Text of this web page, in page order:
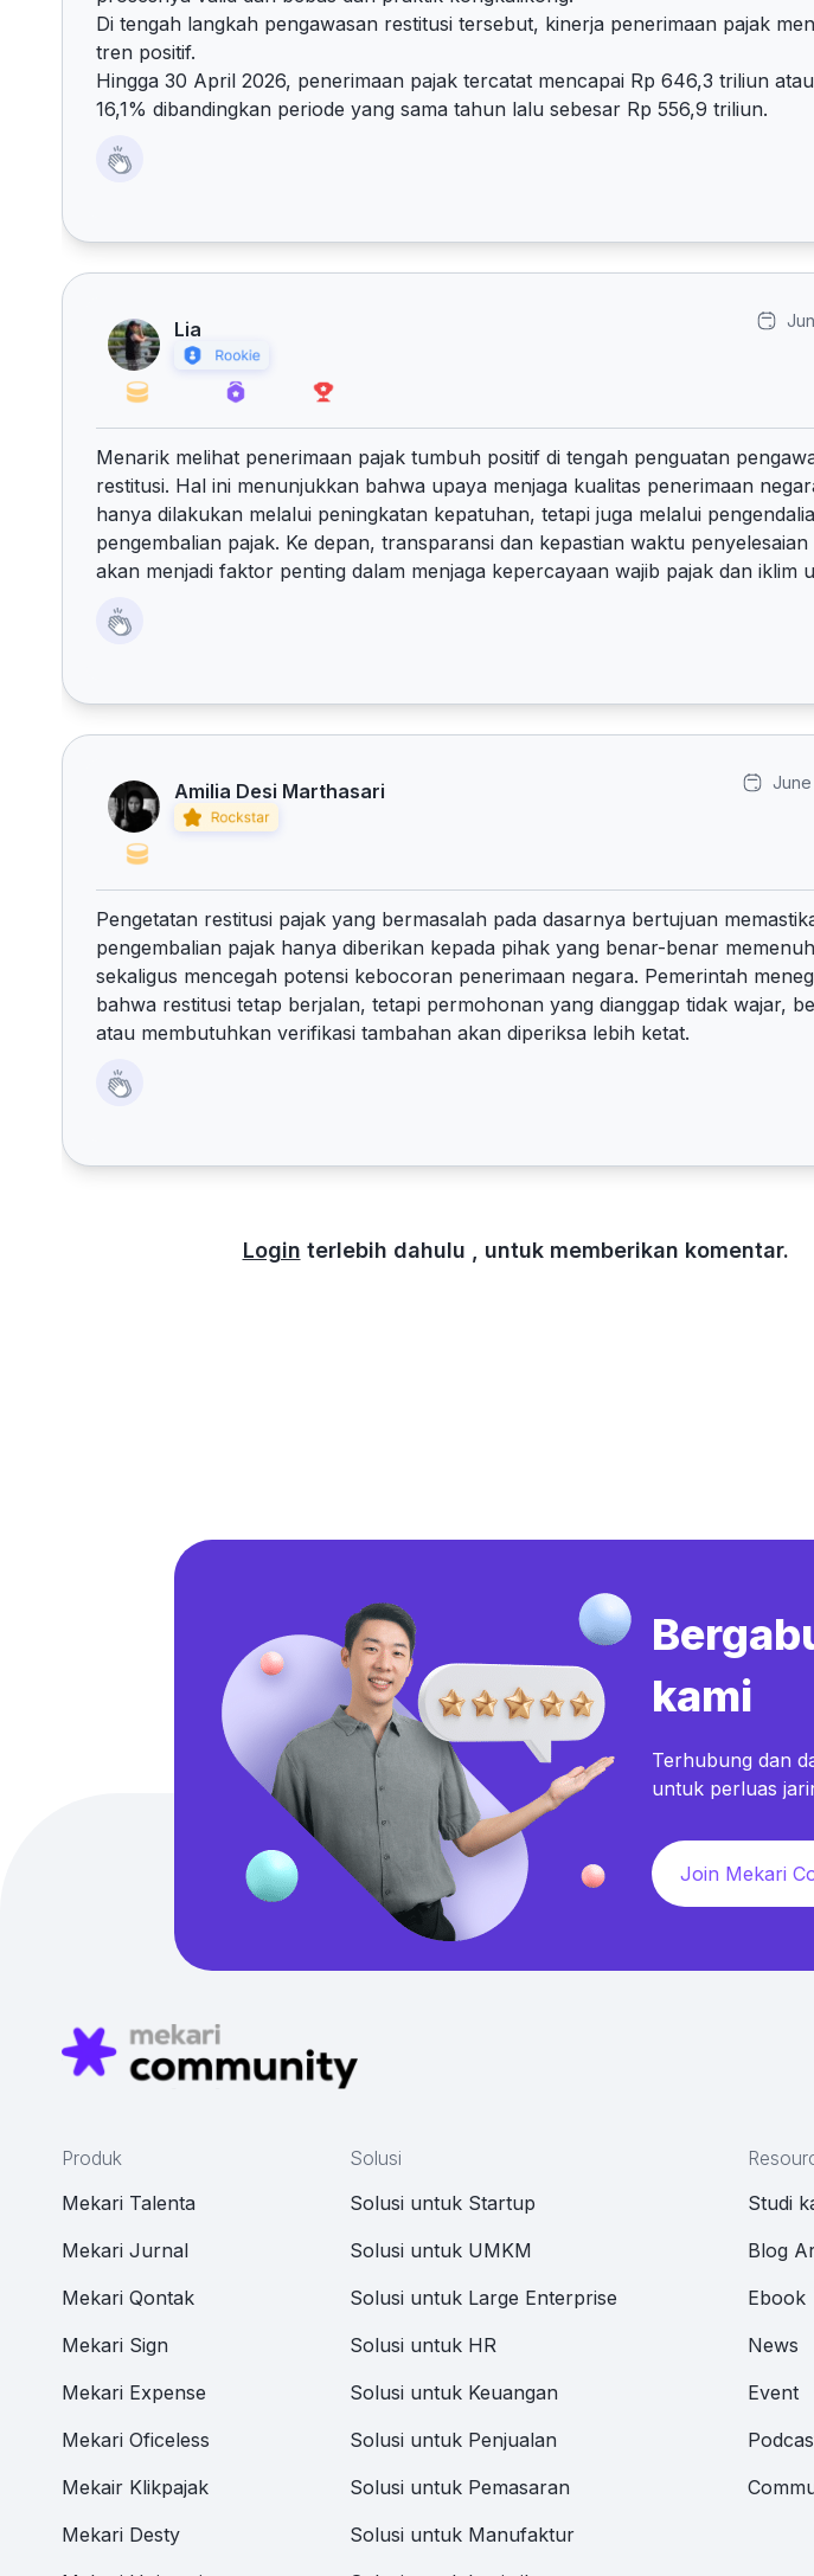
Di tengah langkah pengawasan restitusi tersebut, kinerja penerimaan pajak
tren positif.
Hingga 30 April 2026, penerimaan pajak tercatat mencapai Rp 646,3 triliun
16,1% dibandingkan periode yang sama tahun lalu sebesar Rp 556,9 triliun.
Lia
Menarik melihat penerimaan pajak tumbuh positif di tengah penguatan
restitusi. Hal ini menunjukkan bahwa upaya menjaga kualitas penerimaan
hanya dilakukan melalui peningkatan kepatuhan, tetapi juga melalui
pengembalian pajak. Ke depan, transparansi dan kepastian waktu penyelesaian
akan menjadi faktor penting dalam menjaga kepercayaan wajib pajak dan iklim
Amilia Desi Marthasari
Pengetatan restitusi pajak yang bermasalah pada dasarnya bertujuan
pengembalian pajak hanya diberikan kepada pihak yang benar-benar
sekaligus mencegah potensi kebocoran penerimaan negara. Pemerintah
bahwa restitusi tetap berjalan, tetapi permohonan yang dianggap tidak wajar,
atau membutuhkan verifikasi tambahan akan diperiksa lebih ketat.
Login terlebih dahulu , untuk memberikan komentar.
kami
Terhubung dan
untuk perluas
Join Mekari
Produk
Mekari Talenta
Mekari Jurnal
Mekari Qontak
Mekari Sign
Mekari Expense
Mekari Oficeless
Mekair Klikpajak
Mekari Desty
Solusi
Solusi untuk Startup
Solusi untuk UMKM
Solusi untuk Large Enterprise
Solusi untuk HR
Solusi untuk Keuangan
Solusi untuk Penjualan
Solusi untuk Pemasaran
Solusi untuk Manufaktur
Studi
Blog
Ebook
News
Event